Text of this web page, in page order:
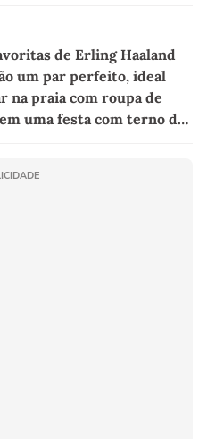
de Erling Haaland
um par perfeito, ideal
na praia com roupa de
uma festa com terno de